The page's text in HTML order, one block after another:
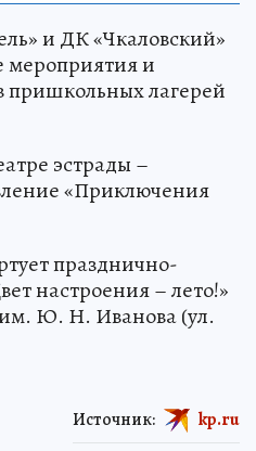
и ДК «Чкаловский»
мероприятия и
пришкольных лагерей
эстрады –
«Приключения
празднично-
настроения – лето!»
им. Ю. Н. Иванова (ул.
Источник: kp.ru